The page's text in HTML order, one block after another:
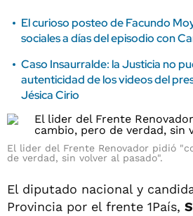
El curioso posteo de Facundo
sociales a días del episodio con
Caso Insaurralde: la Justicia no
autenticidad de los videos del
Jésica Cirio
El lider del Frente Renovador pidió
de verdad, sin volver al pasado".
El diputado nacional y
Provincia por el frente 1País,